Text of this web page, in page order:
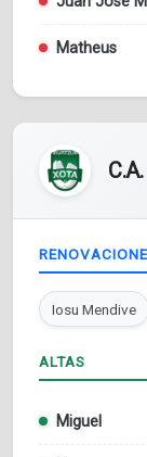
Matheus
Iosu Mendive
ALTAS
Miguel